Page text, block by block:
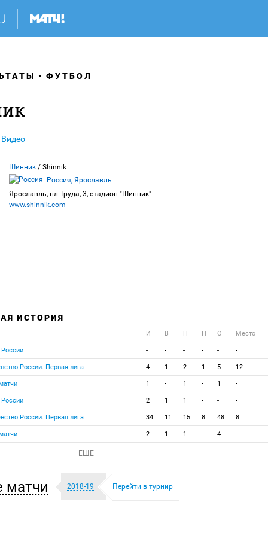
ФУТБОЛ
Видео
Шинник / Shinnik
Россия, Ярославль
Ярославль, пл.Труда, 3, стадион "Шинник"
www.shinnik.com
ИСТОРИЯ
И В Н П О Место
- - - - - -
России. Первая лига 4 1 2 1 5 12
1 - 1 - 1 -
2 1 1 - - -
России. Первая лига 34 11 15 8 48 8
2 1 1 - 4 -
ЕЩЕ
матчи 2018-19 Перейти в турнир